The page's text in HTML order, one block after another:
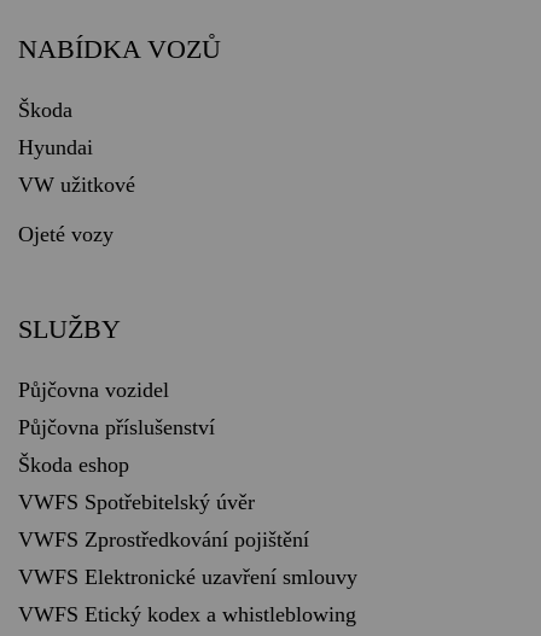
NABÍDKA VOZŮ
Škoda
Hyundai
VW užitkové
Ojeté vozy
SLUŽBY
Půjčovna vozidel
Půjčovna příslušenství
Škoda eshop
VWFS Spotřebitelský úvěr
VWFS Zprostředkování pojištění
VWFS Elektronické uzavření smlouvy
VWFS Etický kodex a whistleblowing